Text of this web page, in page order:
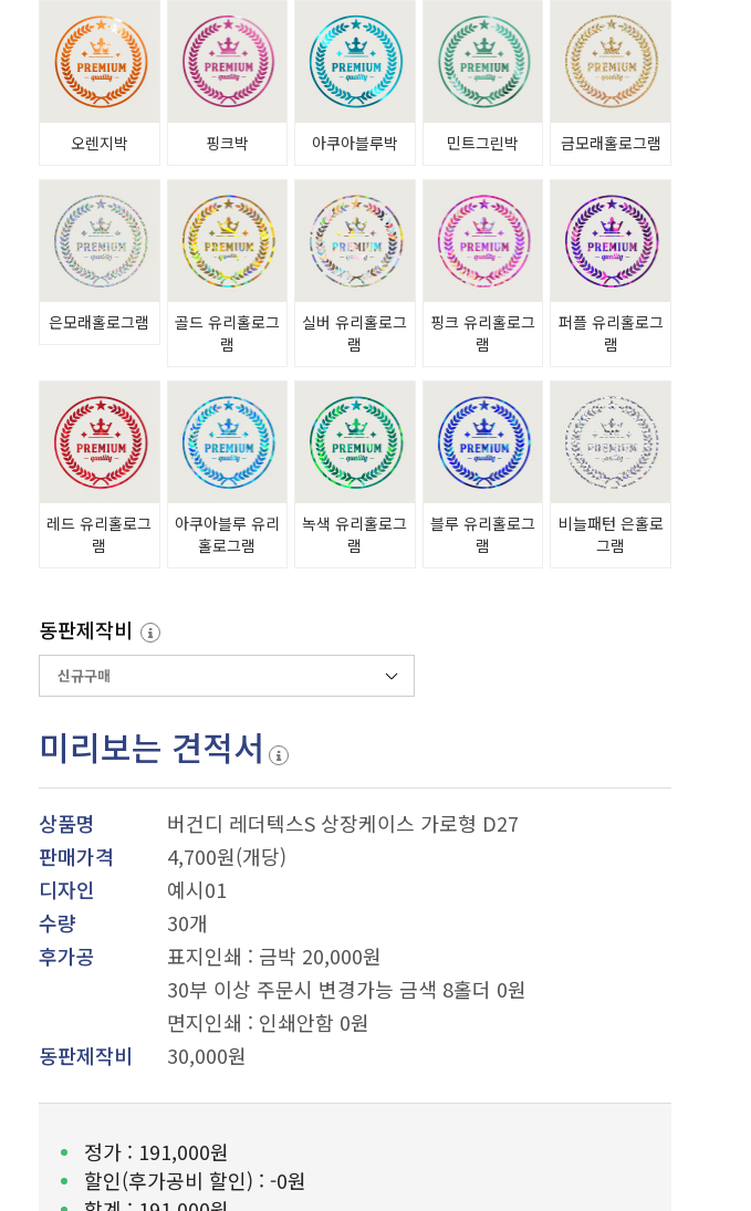
오렌지박 핑크박 아쿠아블루박 민트그린박 금모래홀로그램
은모래홀로그램
골드 유리홀로그
램
실버 유리홀로그
램
핑크 유리홀로그
램
퍼플 유리홀로그
램
레드 유리홀로그
램
아쿠아블루 유리
홀로그램
녹색 유리홀로그
램
블루 유리홀로그
램
비늘패턴 은홀로
그램
동판제작비
미리보는 견적서
상품명
버건디 레더텍스S 상장케이스 가로형 D27
판매가격
4,700원(개당)
디자인
예시01
수량
30개
후가공
표지인쇄 : 금박 20,000원
30부 이상 주문시 변경가능 금색 8홀더 0원
면지인쇄 : 인쇄안함 0원
동판제작비
30,000원
정가 : 191,000원
할인(후가공비 할인) : -0원